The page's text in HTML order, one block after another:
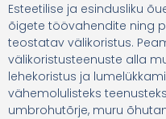
Esteetilise ja esindusliku
õigete töövahendite ning
teostatav välikoristus.
välikoristusteenuste alla
lehekoristus ja
vähemolulisteks
umbrohutõrje, muru